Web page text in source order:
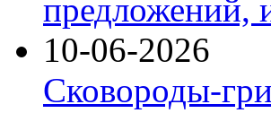
предложений,
10-06-2026
Сковороды-